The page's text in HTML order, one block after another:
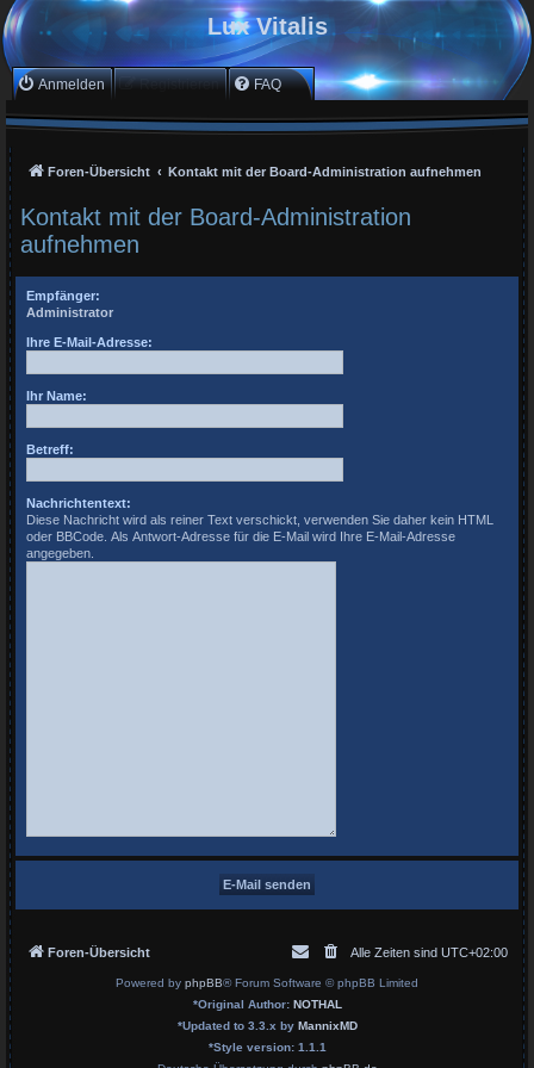
Lux Vitalis
Anmelden Registrieren FAQ
Foren-Übersicht Kontakt mit der Board-Administration aufnehmen
Kontakt mit der Board-Administration
aufnehmen
Empfänger:
Administrator
Ihre E-Mail-Adresse:
Ihr Name:
Betreff:
Nachrichtentext:
Diese Nachricht wird als reiner Text verschickt, verwenden Sie daher kein HTML
oder BBCode. Als Antwort-Adresse für die E-Mail wird Ihre E-Mail-Adresse
angegeben.
Foren-Übersicht Alle Zeiten sind UTC+02:00
Powered by phpBB® Forum Software © phpBB Limited
*Original Author: NOTHAL
*Updated to 3.3.x by MannixMD
*Style version: 1.1.1